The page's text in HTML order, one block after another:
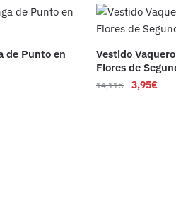
de Punto en
Vestido
Flores de
14,11€ 3,95€